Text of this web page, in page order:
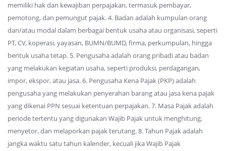
memiliki hak dan kewajiban perpajakan, termasuk pembayar,
pemotong, dan pemungut pajak. 4. Badan adalah kumpulan orang
dan/atau modal dalam berbagai bentuk usaha atau organisasi, seperti
PT, CV, koperasi, yayasan, BUMN/BUMD, firma, perkumpulan, hingga
bentuk usaha tetap. 5. Pengusaha adalah orang pribadi atau badan
yang melakukan kegiatan usaha, seperti produksi, perdagangan,
impor, ekspor, atau jasa. 6. Pengusaha Kena Pajak (PKP) adalah
pengusaha yang melakukan penyerahan barang atau jasa kena pajak
yang dikenai PPN sesuai ketentuan perpajakan. 7. Masa Pajak adalah
periode tertentu yang digunakan Wajib Pajak untuk menghitung,
menyetor, dan melaporkan pajak terutang. 8. Tahun Pajak adalah
jangka waktu satu tahun kalender, kecuali jika Wajib Pajak